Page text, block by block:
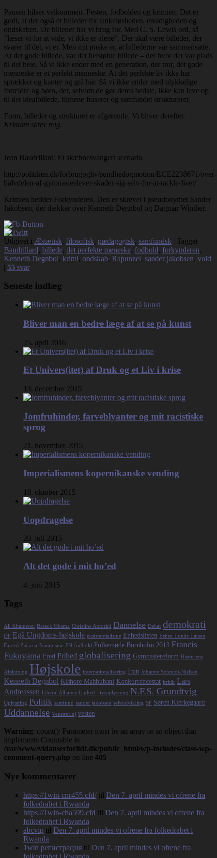
Pausen hilses velkommen. Festen, fodbolden og krimien. Det er
godt, at der også er billeder for tankeløsheden, ensidigheden og
ondskaben. De billeder har vi brug for. Med C. S. Lewis ord, så
”læser vi for at vide, vi ikke er alene”. Der skal være billeder, der
svarer til det, vi er. Men mit ønske er, at billederne var sammensatte.
At det gode billede, var det helstøbte billede – der hvor der var plads
til det hele. Så vi ikke ender med en generation, der tror, det gode
menneske er et perfekt menneske. At det perfekte liv ikke har
sprækker og kanter og grå hår. Så vi ikke ender med ulykkelige
forældre og børn, der, selvom de gør deres bedste, ikke kan leve op
til det idealbillede, filmene fraserer og samfundet strukturerer.
Form, billeder og strukturer er afgørende. Vi bliver derefter.
Krimien skrev mig.
—
Jean Baudrillard: Et skæbnesvangert scenario
http://politiken.dk/forbrugogliv/sundhedogmotion/ECE2238671/over-
halvdelen-af-gymnasieelever-skader-sig-selv-for-at-tackle-livet/
Krimien hedder Forkynderen. Den er skrevet i pseudonymet Sander
Jakobsen, der dækker over Kenneth Degnbol og Dagmar Winther.
Udgivet i Æstætisk, filosofisk, pædagogisk, samfundsk | Tagget
Baudrillard, billede, det perfekte meneske, fodbold, forkynderen,
Kenneth Degnbol, krimi, ondskab, Rapunzel, sander jakobsen, vold
| 55 svar
Seneste indlæg
Bliver man en bedre læge af at se på kunst
25. april 2016
Et Univers(itet) af Druk og et Liv i krise
13. december 2015
Jomfruhinder, farveblyanter og mit racistiske
sprog
21. november 2015
Imperialismens kopernikanske vending
18. oktober 2015
Uopdragelse
20. juli 2015
Alt det gode i mit ho’ed
4. juni 2015
Tags
Ali Khamenei Barack Obama Christine Antorini Dannelse Debat demokrati
DF Egå Ungdoms-højskole eksistentialisme Enhedslisten Esben Lunde Larsen
Fareed Zakaria Feminisme FN fodbold Folkemøde Bornholm 2013 Francis
Fukuyama Fred Frihed globalisering Gymnasiereform Historiens
Afslutning Højskole internationalisering Iran Johanne Schmidt-Nielsen
Kenneth Degnbol Kishore Mahbubani Konkurrencestat kritik Lars
Andreassen Liberal Alliance Lighed. livsoplysning N.F.S. Grundtvig
Oplysning Politik samfund sander jakobsen selvudvikling SF Søren Kierkegaard
Uddannelse Venstrefløj vesten
Warning: count(): Parameter must be an array or an object that
implements Countable in
/var/www/vidanserforlidt.dk/public_html/wp-includes/class-wp-
comment-query.php on line 405
Nye kommentarer
https://1win-cnr455.cfd/til Den 7. april mindes vi ofrene fra
folkedrabet i Rwanda
https://1win-cha599.cfd til Den 7. april mindes vi ofrene fra
folkedrabet i Rwanda
abcvip til Den 7. april mindes vi ofrene fra folkedrabet i
Rwanda
1win регистрация til Den 7. april mindes vi ofrene fra
folkedrabet i Rwanda